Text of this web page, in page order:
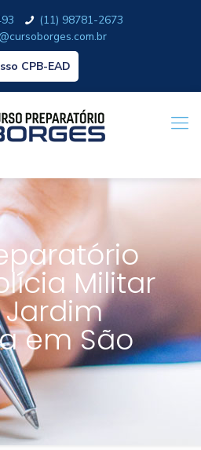
(11) 98781-2673
CPB-EAD
Militar
Jardim
em São